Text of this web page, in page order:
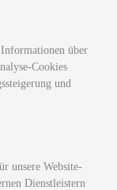
über
Cookies
und
unsere Website-
Dienstleistern